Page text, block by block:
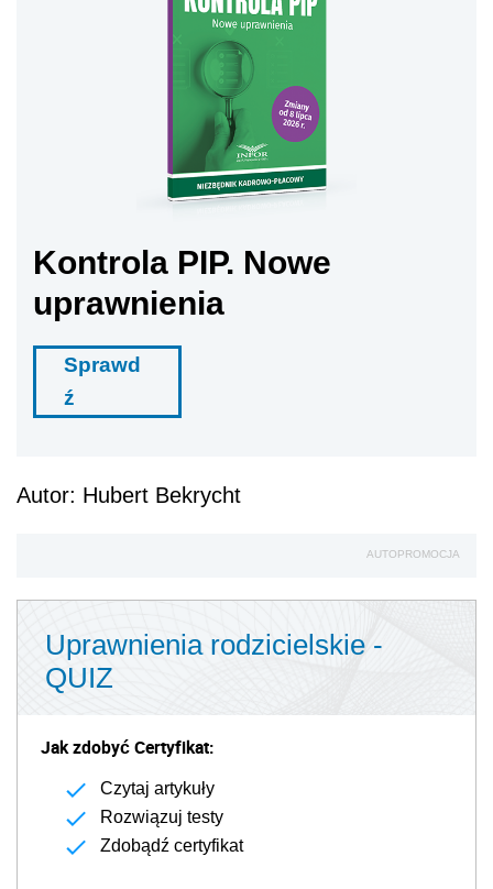
Kontrola PIP. Nowe
uprawnienia
Sprawd
ź
Autor: Hubert Bekrycht
AUTOPROMOCJA
Uprawnienia rodzicielskie -
QUIZ
Jak zdobyć Certyfikat:
Czytaj artykuły
Rozwiązuj testy
Zdobądź certyfikat